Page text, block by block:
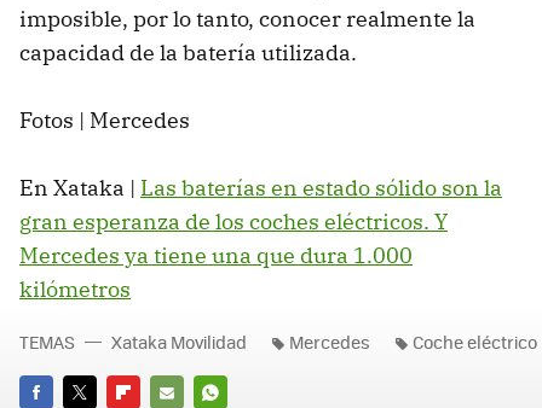
imposible, por lo tanto, conocer realmente la
capacidad de la batería utilizada.
Fotos | Mercedes
En Xataka | Las baterías en estado sólido son la
gran esperanza de los coches eléctricos. Y
Mercedes ya tiene una que dura 1.000
kilómetros
TEMAS Xataka Movilidad Mercedes Coche eléctrico